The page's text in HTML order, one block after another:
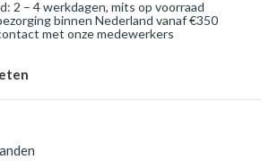
2 – 4 werkdagen, mits op voorraad
binnen Nederland vanaf €350
met onze medewerkers